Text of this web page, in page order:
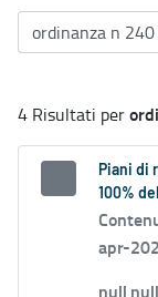
4 Risultati per
Piani di
100%
apr-
null